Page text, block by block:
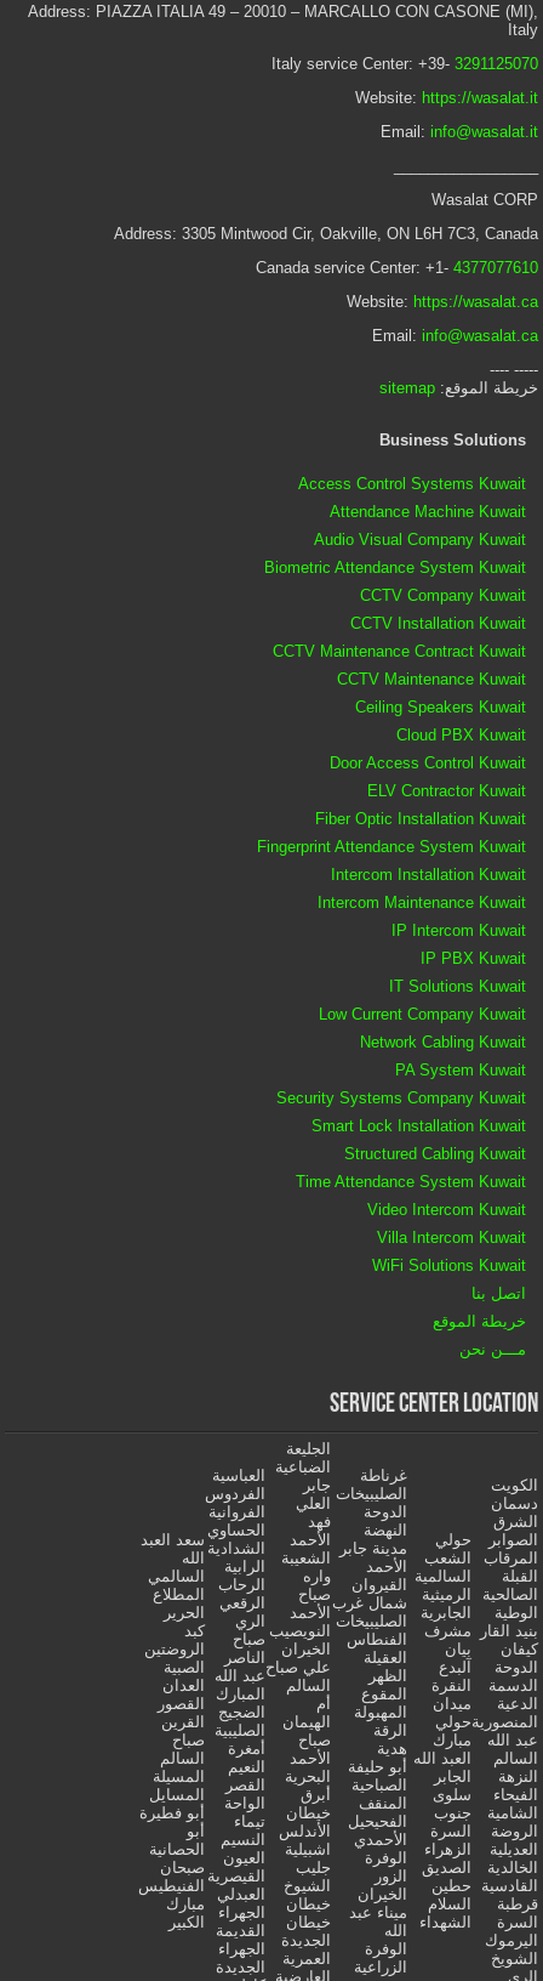
Address: PIAZZA ITALIA 49 – 20010 – MARCALLO CON CASONE (MI),
Italy
Italy service Center: +39- 3291125070
Website: https://wasalat.it
Email: info@wasalat.it
Wasalat CORP
Address: 3305 Mintwood Cir, Oakville, ON L6H 7C3, Canada
Canada service Center: +1- 4377077610
Website: https://wasalat.ca
Email: info@wasalat.ca
----- ----
خريطة الموقع:sitemap
Business Solutions
Access Control Systems Kuwait
Attendance Machine Kuwait
Audio Visual Company Kuwait
Biometric Attendance System Kuwait
CCTV Company Kuwait
CCTV Installation Kuwait
CCTV Maintenance Contract Kuwait
CCTV Maintenance Kuwait
Ceiling Speakers Kuwait
Cloud PBX Kuwait
Door Access Control Kuwait
ELV Contractor Kuwait
Fiber Optic Installation Kuwait
Fingerprint Attendance System Kuwait
Intercom Installation Kuwait
Intercom Maintenance Kuwait
IP Intercom Kuwait
IP PBX Kuwait
IT Solutions Kuwait
Low Current Company Kuwait
Network Cabling Kuwait
PA System Kuwait
Security Systems Company Kuwait
Smart Lock Installation Kuwait
Structured Cabling Kuwait
Time Attendance System Kuwait
Video Intercom Kuwait
Villa Intercom Kuwait
WiFi Solutions Kuwait
اتصل بنا
خريطة الموقع
مـــن نحن
Service Center Location
الكويت
دسمان
الشرق
الصوابر
المرقاب
القبلة
الصالحية
الوطية
بنيد القار
كيفان
الدوحة
الدسمة
الدعية
المنصورية
عبد الله
السالم
النزهة
الفيحاء
الشامية
الروضة
العديلية
الخالدية
القادسية
قرطبة
السرة
اليرموك
الشويخ
الري
حولي
الشعب
السالمية
الرميثية
الجابرية
مشرف
بيان
آلبدع
النقرة
ميدان
حولي
مبارك
العبد الله
الجابر
سلوى
جنوب
السرة
الزهراء
الصديق
حطين
السلام
الشهداء
غرناطة
الصليبيخات
الدوحة
النهضة
مدينة جابر
الأحمد
القيروان
شمال غرب
الصليبيخات
الفنطاس
العقيلة
الظهر
المقوع
المهبولة
الرقة
هدية
أبو حليفة
الصباحية
المنقف
الفحيحيل
الأحمدي
الوفرة
الزور
الخيران
ميناء عبد
الله
الوفرة
الزراعية
الجليعة
الضباعية
جابر
العلي
فهد
الأحمد
الشعيبة
واره
صباح
الأحمد
النويصيب
الخيران
علي صباح
السالم
أم
الهيمان
صباح
الأحمد
البحرية
أبرق
خيطان
الأندلس
اشبيلية
جليب
الشيوخ
خيطان
خيطان
الجديدة
العمرية
العارضية
العباسية
الفردوس
الفروانية
الحساوي
الشدادية
الرابية
الرحاب
الرقعي
الري
صباح
الناصر
عبد الله
المبارك
الضجيج
الصليبية
أمغرة
النعيم
القصر
الواحة
تيماء
النسيم
العيون
القيصرية
العبدلي
الجهراء
القديمة
الجهراء
الجديدة
سعد العبد
الله
السالمي
المطلاع
الحرير
كبد
الروضتين
الصبية
العدان
القصور
القرين
صباح
السالم
المسيلة
المسايل
أبو فطيرة
أبو
الحصانية
صبحان
الفنيطيس
مبارك
الكبير